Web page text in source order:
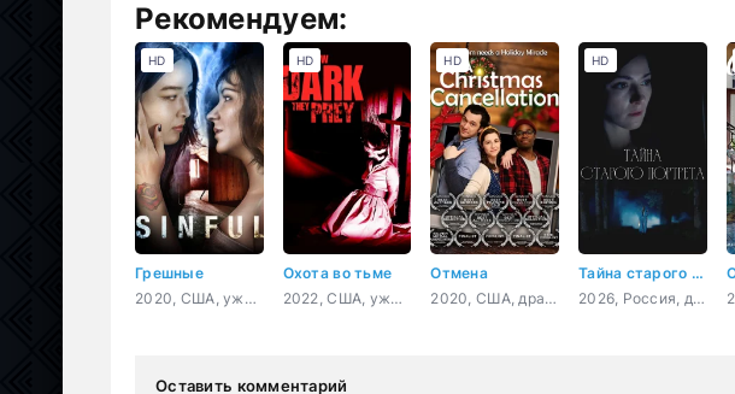
Рекомендуем:
Грешные
2020, США, ужасы, триллер
HD
Охота во тьме
2022, США, ужасы
HD
Отмена
2020, США, драма
HD
Тайна старого портрета
2026, Россия, детектив, мелодрама, криминал
HD
Оставить комментарий